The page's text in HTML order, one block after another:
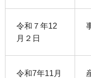
令和７年12
月２日
令和7年11月